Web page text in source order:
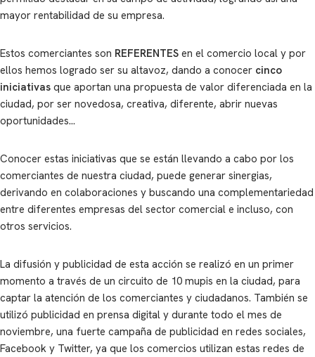
mayor rentabilidad de su empresa.
Estos comerciantes son REFERENTES en el comercio local y por
ellos hemos logrado ser su altavoz, dando a conocer cinco
iniciativas que aportan una propuesta de valor diferenciada en la
ciudad, por ser novedosa, creativa, diferente, abrir nuevas
oportunidades…
Conocer estas iniciativas que se están llevando a cabo por los
comerciantes de nuestra ciudad, puede generar sinergias,
derivando en colaboraciones y buscando una complementariedad
entre diferentes empresas del sector comercial e incluso, con
otros servicios.
La difusión y publicidad de esta acción se realizó en un primer
momento a través de un circuito de 10 mupis en la ciudad, para
captar la atención de los comerciantes y ciudadanos. También se
utilizó publicidad en prensa digital y durante todo el mes de
noviembre, una fuerte campaña de publicidad en redes sociales,
Facebook y Twitter, ya que los comercios utilizan estas redes de